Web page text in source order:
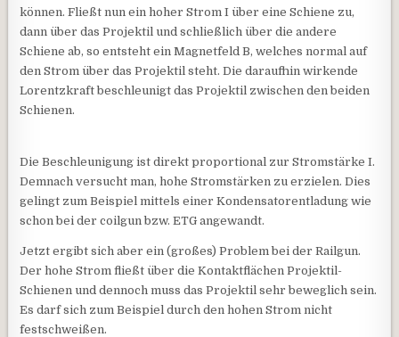
können. Fließt nun ein hoher Strom I über eine Schiene zu,
dann über das Projektil und schließlich über die andere
Schiene ab, so entsteht ein Magnetfeld B, welches normal auf
den Strom über das Projektil steht. Die daraufhin wirkende
Lorentzkraft beschleunigt das Projektil zwischen den beiden
Schienen.
Die Beschleunigung ist direkt proportional zur Stromstärke I.
Demnach versucht man, hohe Stromstärken zu erzielen. Dies
gelingt zum Beispiel mittels einer Kondensatorentladung wie
schon bei der coilgun bzw. ETG angewandt.
Jetzt ergibt sich aber ein (großes) Problem bei der Railgun.
Der hohe Strom fließt über die Kontaktflächen Projektil-
Schienen und dennoch muss das Projektil sehr beweglich sein.
Es darf sich zum Beispiel durch den hohen Strom nicht
festschweißen.